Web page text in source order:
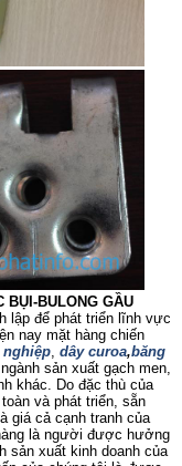
BỤI-BULONG GẦU
lập để phát triển lĩnh vực
nay mặt hàng chiến
, dây curoa,băng
sản xuất gạch men,
khác. Do đặc thù của
và phát triển, sẵn
giá cả cạnh tranh của
là người được hưởng
sản xuất kinh doanh của